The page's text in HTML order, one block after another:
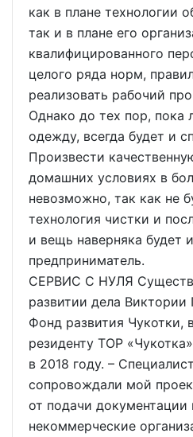
как в плане технологии
так и в плане его
квалифицированного
целого ряда норм,
реализовать рабочий
Однако до тех пор, пока
одежду, всегда будет и
Произвести
домашних условиях в
невозможно, так как не
технология чистки и
и вещь наверняка будет
предприниматель.
СЕРВИС С НУЛЯ
развитии дела Виктории
Фонд развития Чукотки,
резиденту ТОР
в 2018 году. –
сопровождали мой
от подачи документации
некоммерческие